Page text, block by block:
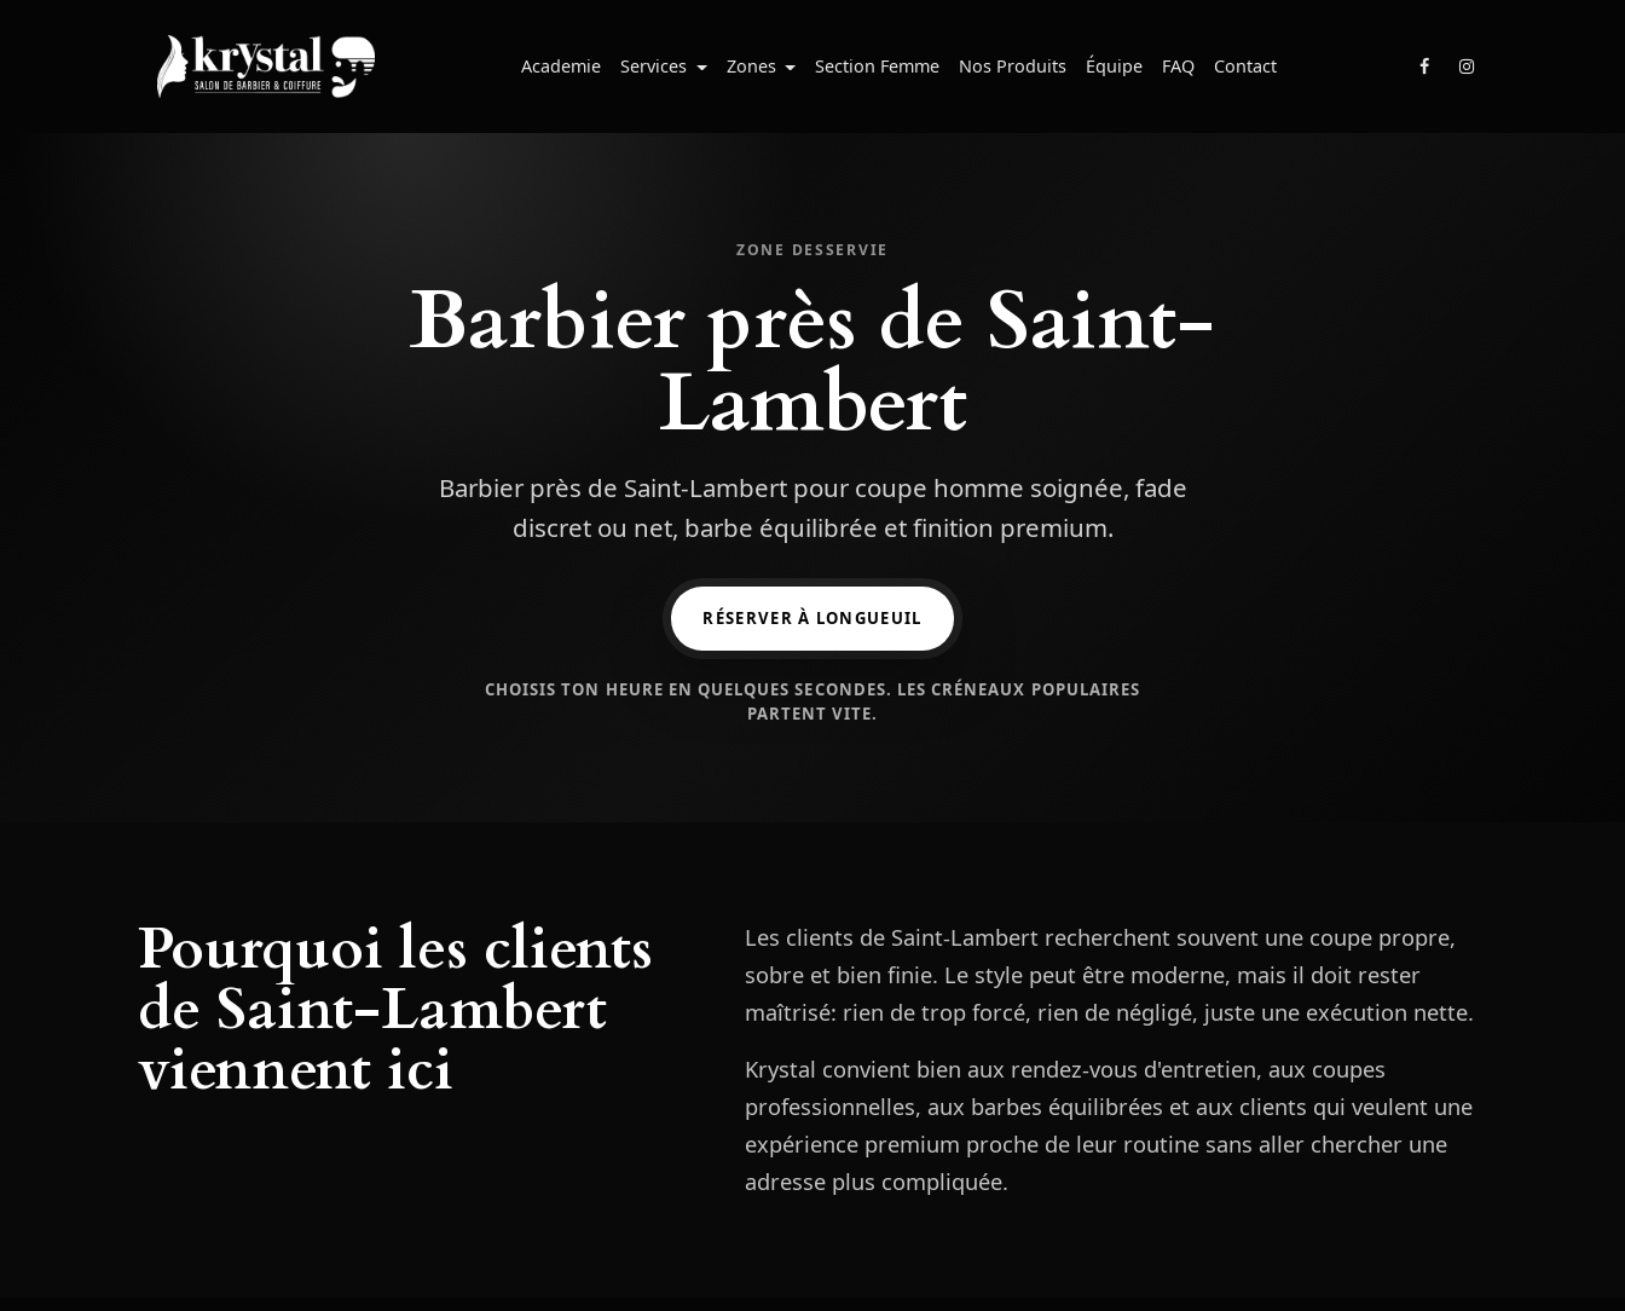
Academie Services Zones Section Femme Nos Produits Équipe FAQ Contact
ZONE DESSERVIE
Barbier près de Saint-
Lambert
Barbier près de Saint-Lambert pour coupe homme soignée, fade
discret ou net, barbe équilibrée et finition premium.
RÉSERVER À LONGUEUIL
CHOISIS TON HEURE EN QUELQUES SECONDES. LES CRÉNEAUX POPULAIRES
PARTENT VITE.
Pourquoi les clients
de Saint-Lambert
viennent ici
Les clients de Saint-Lambert recherchent souvent une coupe propre,
sobre et bien finie. Le style peut être moderne, mais il doit rester
maîtrisé: rien de trop forcé, rien de négligé, juste une exécution nette.
Krystal convient bien aux rendez-vous d'entretien, aux coupes
professionnelles, aux barbes équilibrées et aux clients qui veulent une
expérience premium proche de leur routine sans aller chercher une
adresse plus compliquée.